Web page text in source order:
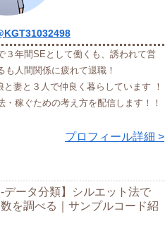
年間SEとして働くも、誘われて営
人間関係に疲れて退職！
妻と３人で仲良く暮らしています ！
稼ぐための考え方を配信します！！
プロフィール詳細 >
-データ分類】シルエット法で
を調べる｜サンプルコード紹